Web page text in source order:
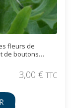
fleurs de
de boutons
3,00 € TTC